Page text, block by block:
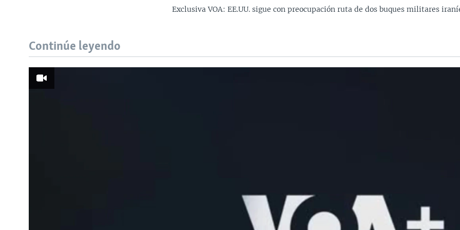
Exclusiva VOA: EE.UU. sigue con preocupación ruta de dos buques militares
Continúe leyendo